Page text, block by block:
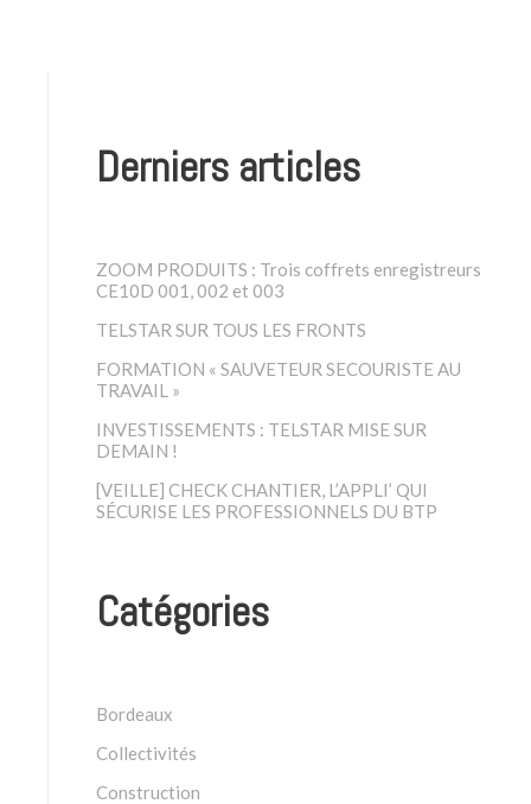
Derniers articles
ZOOM PRODUITS : Trois coffrets enregistreurs
CE10D 001, 002 et 003
TELSTAR SUR TOUS LES FRONTS
FORMATION « SAUVETEUR SECOURISTE AU
TRAVAIL »
INVESTISSEMENTS : TELSTAR MISE SUR
DEMAIN !
[VEILLE] CHECK CHANTIER, L’APPLI’ QUI
SÉCURISE LES PROFESSIONNELS DU BTP
Catégories
Bordeaux
Collectivités
Construction